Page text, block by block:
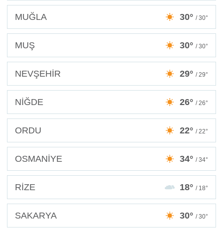
MUĞLA 30° / 30°
MUŞ 30° / 30°
NEVŞEHİR 29° / 29°
NİĞDE 26° / 26°
ORDU 22° / 22°
OSMANİYE 34° / 34°
RİZE 18° / 18°
SAKARYA 30° / 30°